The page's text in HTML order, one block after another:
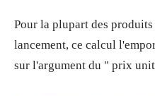
Pour la plupart des produits
lancement, ce calcul
sur l'argument du " prix